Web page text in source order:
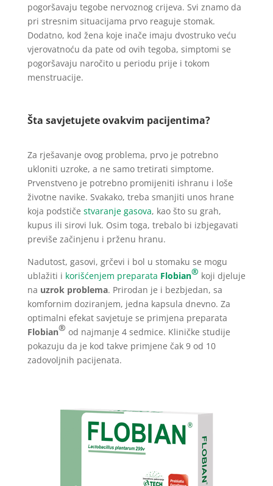
pogoršavaju tegobe nervoznog crijeva. Svi znamo da
pri stresnim situacijama prvo reaguje stomak.
Dodatno, kod žena koje inače imaju dvostruko veću
vjerovatnoću da pate od ovih tegoba, simptomi se
pogoršavaju naročito u periodu prije i tokom
menstruacije.
Šta savjetujete ovakvim pacijentima?
Za rješavanje ovog problema, prvo je potrebno
ukloniti uzroke, a ne samo tretirati simptome.
Prvenstveno je potrebno promijeniti ishranu i loše
životne navike. Svakako, treba smanjiti unos hrane
koja podstiče stvaranje gasova, kao što su grah,
kupus ili sirovi luk. Osim toga, trebalo bi izbjegavati
previše začinjenu i prženu hranu.
Nadutost, gasovi, grčevi i bol u stomaku se mogu
ublažiti i korišćenjem preparata Flobian® koji djeluje
na uzrok problema. Prirodan je i bezbjedan, sa
komfornim doziranjem, jedna kapsula dnevno. Za
optimalni efekat savjetuje se primjena preparata
Flobian® od najmanje 4 sedmice. Kliničke studije
pokazuju da je kod takve primjene čak 9 od 10
zadovoljnih pacijenata.